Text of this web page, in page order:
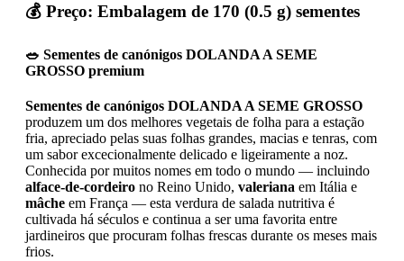
💰 Preço: Embalagem de 170 (0.5 g) sementes
🥗 Sementes de canónigos DOLANDA A SEME
GROSSO premium
Sementes de canónigos DOLANDA A SEME GROSSO
produzem um dos melhores vegetais de folha para a estação
fria, apreciado pelas suas folhas grandes, macias e tenras, com
um sabor excecionalmente delicado e ligeiramente a noz.
Conhecida por muitos nomes em todo o mundo — incluindo
alface-de-cordeiro no Reino Unido, valeriana em Itália e
mâche em França — esta verdura de salada nutritiva é
cultivada há séculos e continua a ser uma favorita entre
jardineiros que procuram folhas frescas durante os meses mais
frios.